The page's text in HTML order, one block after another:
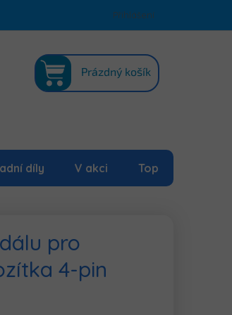
ochrany osobních údajů Mapa serveru
Přihlášení
KOŠÍK
Prázdný košík
díly V akci Top
pro
4-pin